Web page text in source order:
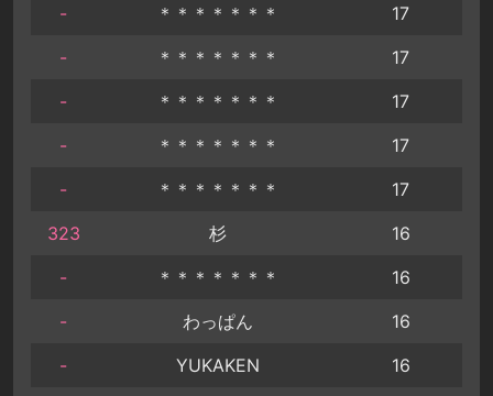
-
＊＊＊＊＊＊＊
17
-
＊＊＊＊＊＊＊
17
-
＊＊＊＊＊＊＊
17
-
＊＊＊＊＊＊＊
17
-
＊＊＊＊＊＊＊
17
323
杉
16
-
＊＊＊＊＊＊＊
16
-
わっぱん
16
-
YUKAKEN
16